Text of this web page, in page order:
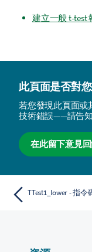
建立一般 t-test
此頁面是否對
若您發現此頁面
技術錯誤——請告知
在此留下意見